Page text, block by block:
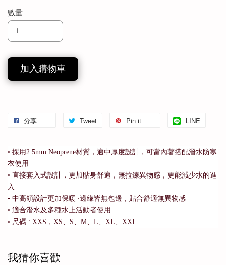
數量
加入購物車
分享 Tweet Pin it LINE
• 採用2.5mm Neoprene材質，適中厚度設計，可當內著搭配潛水防寒
衣使用
• 直接套入式設計，更加貼身舒適，無拉鍊異物感，更能減少水的進
入
• 中高領設計更加保暖 ‧邊緣皆無包邊，貼合舒適無異物感
• 適合潛水及多種水上活動者使用
• 尺碼 : XXS，XS、S、M、L、XL、XXL
我猜你喜歡